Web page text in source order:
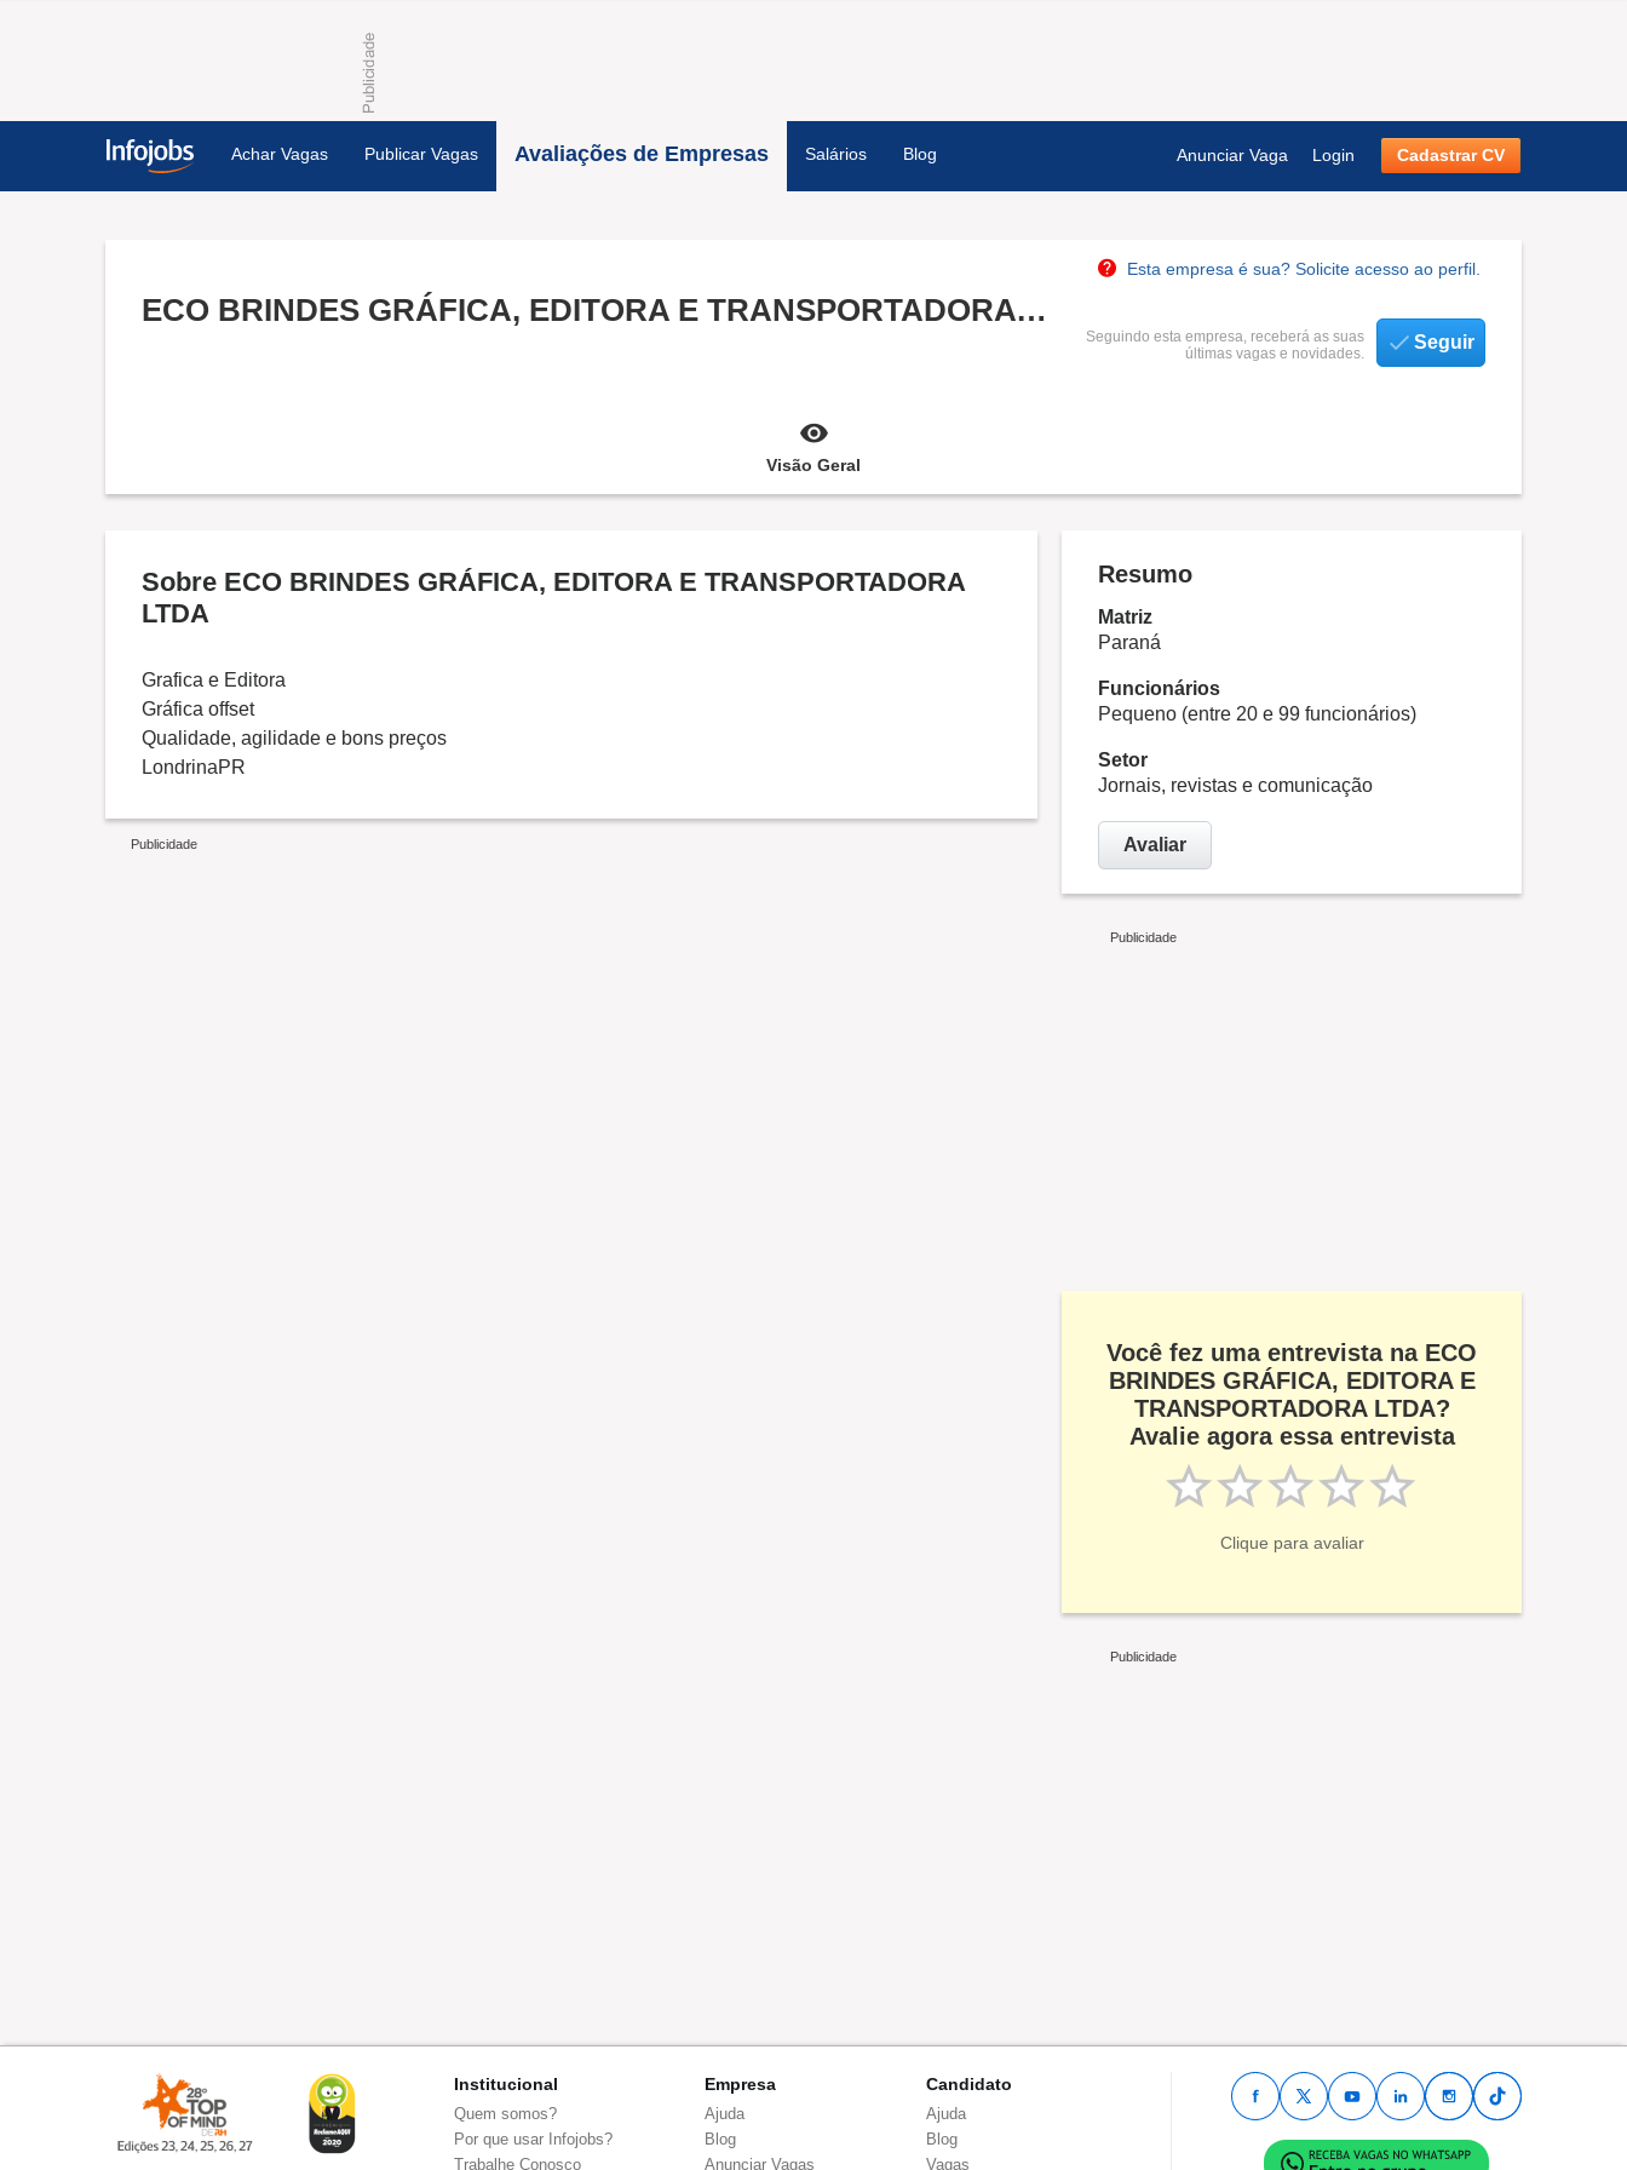
Achar Vagas Publicar Vagas Avaliações de Empresas Salários Blog Anunciar Vaga Login Cadastrar CV
Esta empresa é sua? Solicite acesso ao perfil.
ECO BRINDES GRÁFICA, EDITORA E TRANSPORTADORA LTDA
Seguindo esta empresa, receberá as suas
últimas vagas e novidades.
Seguir
Visão Geral
Sobre ECO BRINDES GRÁFICA, EDITORA E TRANSPORTADORA
LTDA
Grafica e Editora
Gráfica offset
Qualidade, agilidade e bons preços
LondrinaPR
Resumo
Matriz
Paraná
Funcionários
Pequeno (entre 20 e 99 funcionários)
Setor
Jornais, revistas e comunicação
Avaliar
Você fez uma entrevista na ECO
BRINDES GRÁFICA, EDITORA E
TRANSPORTADORA LTDA?
Avalie agora essa entrevista
Clique para avaliar
Institucional
Quem somos?
Por que usar Infojobs?
Trabalhe Conosco
Empresa
Ajuda
Blog
Anunciar Vagas
Candidato
Ajuda
Blog
Vagas